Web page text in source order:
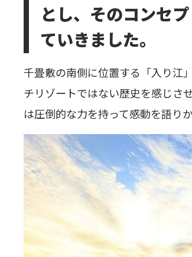
とし、そのコンセ
ていきました。
千畳敷の南側に位置する「入り江
チリゾートではない歴史を感じさ
は圧倒的な力を持って感動を語りか